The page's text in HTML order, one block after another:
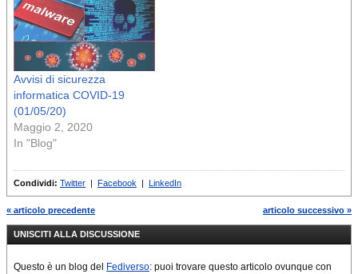
Avvisi di sicurezza
informatica COVID-19
(01/05/20)
Maggio 2, 2020
In "Blog"
Condividi: Twitter | Facebook | LinkedIn
« articolo precedente articolo successivo »
UNISCITI ALLA DISCUSSIONE
Questo è un blog del Fediverso: puoi trovare questo articolo ovunque con